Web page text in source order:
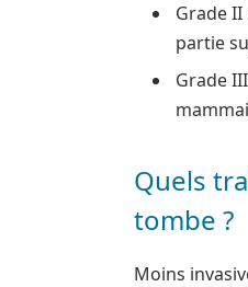
Grade
partie
Grade
Quels
tombe ?
Moins